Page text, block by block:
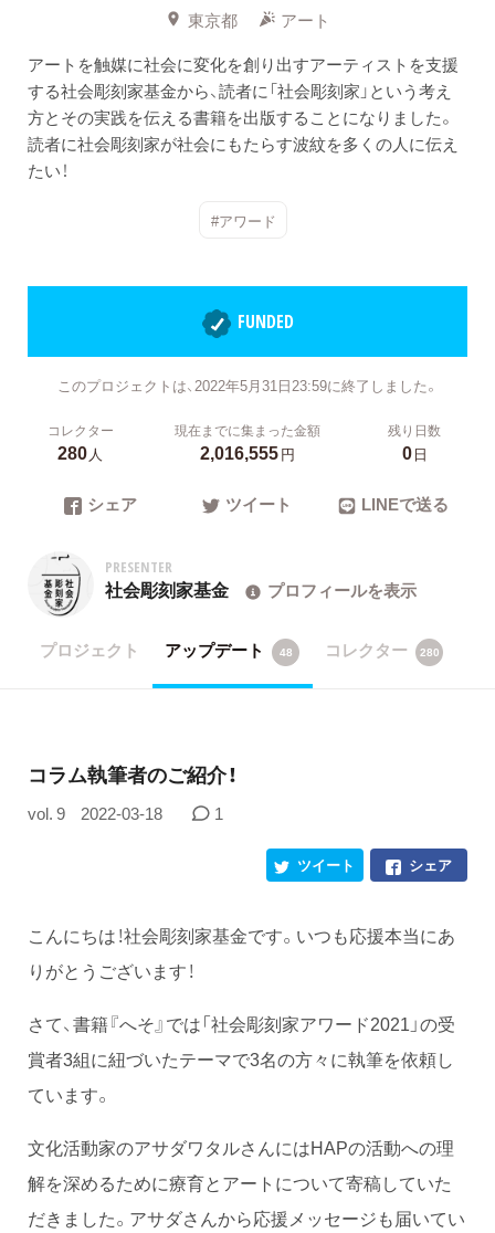
東京都
アート
アートを触媒に社会に変化を創り出すアーティストを支援
する社会彫刻家基金から、読者に「社会彫刻家」という考え
方とその実践を伝える書籍を出版することになりました。
読者に社会彫刻家が社会にもたらす波紋を多くの人に伝え
たい！
#アワード
FUNDED
このプロジェクトは、2022年5月31日23:59に終了しました。
コレクター
280人
現在までに集まった金額
2,016,555円
残り日数
0日
シェア ツイート LINEで送る
PRESENTER
社会彫刻家基金 プロフィールを表示
プロジェクト アップデート 48 コレクター 280
コラム執筆者のご紹介！
vol. 9 2022-03-18 1
シェア
ツイート
こんにちは！社会彫刻家基金です。いつも応援本当にあ
りがとうございます！
さて、書籍『へそ』では「社会彫刻家アワード2021」の受
賞者3組に紐づいたテーマで3名の方々に執筆を依頼し
ています。
文化活動家のアサダワタルさんにはHAPの活動への理
解を深めるために療育とアートについて寄稿していた
だきました。アサダさんから応援メッセージも届いてい